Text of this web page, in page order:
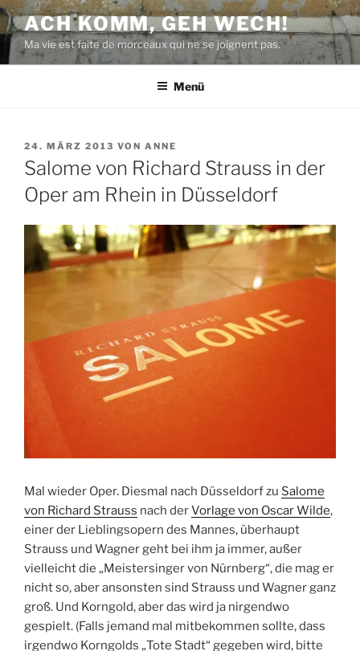
Zum
Inhalt
springen
ACH KOMM, GEH WECH!
Ma vie est faite de morceaux qui ne se joignent pas.
Menü
VERÖFFENTLICHT
AM
24. MÄRZ 2013 VON ANNE
Salome von Richard Strauss in der
Oper am Rhein in Düsseldorf
Mal wieder Oper. Diesmal nach Düsseldorf zu Salome
von Richard Strauss nach derVorlage von Oscar Wilde,
einer der Lieblingsopern des Mannes, überhaupt
Strauss und Wagner geht bei ihm ja immer, außer
vielleicht die „Meistersinger von Nürnberg“, die mag er
nicht so, aber ansonsten sind Strauss und Wagner ganz
groß. Und Korngold, aber das wird ja nirgendwo
gespielt. (Falls jemand mal mitbekommen sollte, dass
irgendwo Korngolds „Tote Stadt“ gegeben wird, bitte